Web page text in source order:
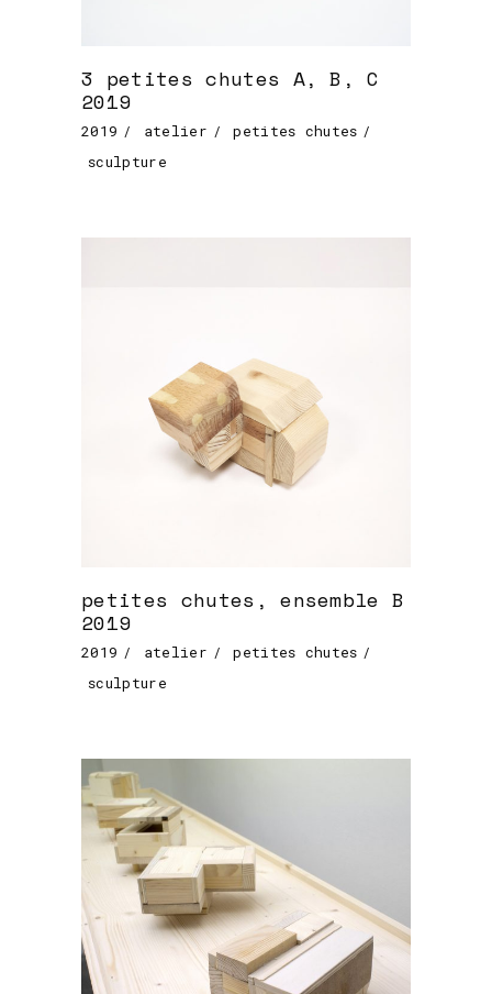
3 petites chutes A, B, C
2019
2019 atelier
petites chutes
sculpture
petites chutes, ensemble B
2019
2019 atelier
petites chutes
sculpture